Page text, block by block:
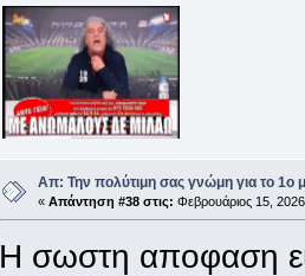
Απ: Την πολύτιμη σας γνώμη για το 1ο
« Απάντηση #38 στις: Φεβρουάριος 15,
Η σωστη αποφαση